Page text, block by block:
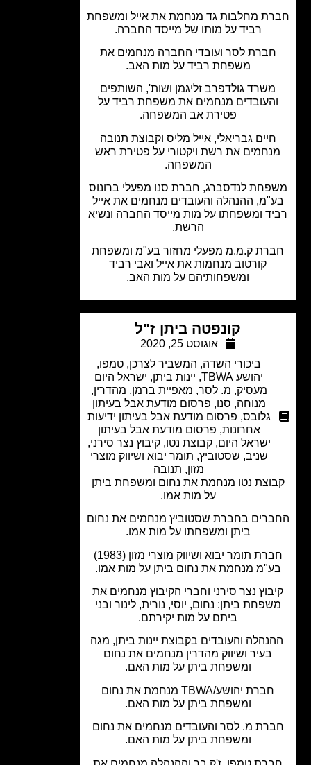
מחלבות גד מנחמת את אייל ומשפחת
רביד על מותו של מייסד החברה.
לסר ועובדי החברה מנחמים את
משפחת רביד על מות האב.
גולדפרב זליגמן ושות', השותפים
מנחמים את משפחת רביד על
פטירת אב המשפחה.
גבריאלי, אייל מליס וקבוצת תנובה
את רשת ויקטורי על פטירת ראש
המשפחה.
לנדסברג, חברת סנו מפעלי ברונוס
ההנהלה והעובדים מנחמים את אייל
ומשפחתו על מות מייסד החברה ונשיא
ק.מ.מ מפעלי מחזור בע"מ ומשפחת
קורטוב מנחמות את אייל ואבי רביד
ומשפחותיהם על מות האב.
קונפטה ביתן ז"ל
אוגוסט 25, 2020
ביכורי השדה, המשביר לצרכן,טמפו,
,יינות ביתן,ישראל היום
מ. לסר ,מאפיית ברמן,מהדרין
סנו,פרסום מודעת אבל בעיתון
גלובס
פרסום מודעת אבל בעיתון ידיעות
אחרונות,פרסום מודעת אבל בעיתון
ישראל היום,קבוצת נטו,קיבוץ נצר סירני,
שסטוביץ,תומר יבוא ושיווק מוצרי
תנובה
נטו מנחמת את נחום ומשפחת ביתן
על מות אמו.
בחברת שסטוביץ מנחמים את נחום
ביתן ומשפחתו על מות אמו.
חברת תומר יבוא ושיווק מוצרי מזון (1983)
מנחמת את נחום ביתן על מות אמו.
נצר סירני וחברי הקיבוץ מנחמים את
ביתן: נחום, יוסי, נורית, לינור ובני
ביתם על מות יקירתם.
והעובדים בקבוצת יינות ביתן, מגה
בעיר ושיווק מהדרין מנחמים את נחום
ומשפחת ביתן על מות האם.
חברת יהושע/TBWA מנחמת את נחום
ומשפחת ביתן על מות האם.
מ. לסר והעובדים מנחמים את נחום
ומשפחת ביתן על מות האם.